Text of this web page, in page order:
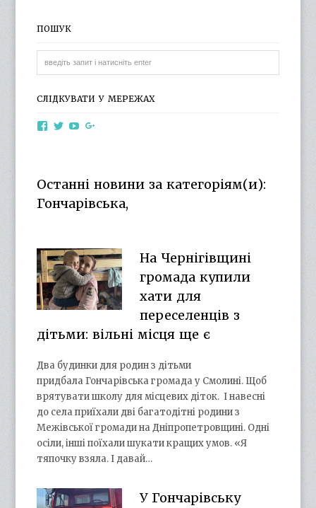
ПОШУК
СЛІДКУВАТИ У МЕРЕЖАХ
ViewViewView
YouTube
Останні новини за категоріям(и):
Гончарівська,
На Чернігівщині
громада купили
хати для
переселенців з
дітьми: вільні місця ще є
Два будинки для родин з дітьми
придбала Гончарівська громада у Смолині. Щоб
врятувати школу для місцевих діток. І навесні
до села приїхали дві багатодітні родини з
Межівської громади на Дніпропетровщині. Одні
осіли, інші поїхали шукати кращих умов. «Я
тяпочку взяла. І давай…
У Гончарівську